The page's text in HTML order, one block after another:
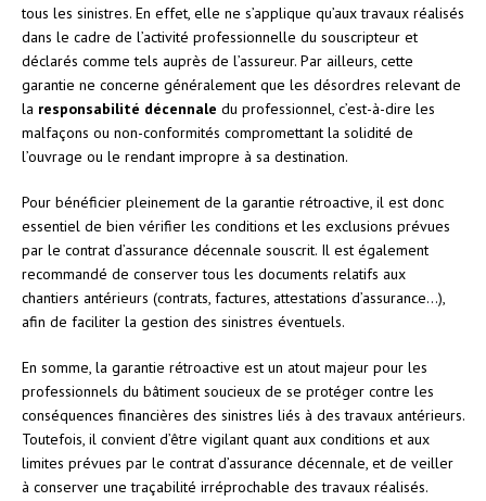
tous les sinistres. En effet, elle ne s’applique qu’aux travaux réalisés
dans le cadre de l’activité professionnelle du souscripteur et
déclarés comme tels auprès de l’assureur. Par ailleurs, cette
garantie ne concerne généralement que les désordres relevant de
la responsabilité décennale du professionnel, c’est-à-dire les
malfaçons ou non-conformités compromettant la solidité de
l’ouvrage ou le rendant impropre à sa destination.
Pour bénéficier pleinement de la garantie rétroactive, il est donc
essentiel de bien vérifier les conditions et les exclusions prévues
par le contrat d’assurance décennale souscrit. Il est également
recommandé de conserver tous les documents relatifs aux
chantiers antérieurs (contrats, factures, attestations d’assurance…),
afin de faciliter la gestion des sinistres éventuels.
En somme, la garantie rétroactive est un atout majeur pour les
professionnels du bâtiment soucieux de se protéger contre les
conséquences financières des sinistres liés à des travaux antérieurs.
Toutefois, il convient d’être vigilant quant aux conditions et aux
limites prévues par le contrat d’assurance décennale, et de veiller
à conserver une traçabilité irréprochable des travaux réalisés.